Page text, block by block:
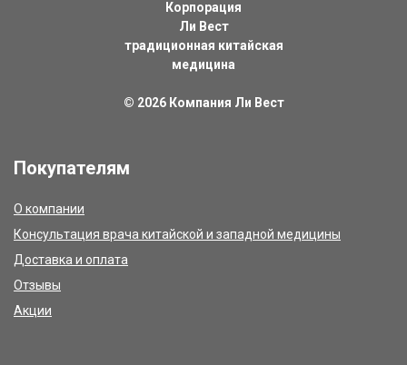
Корпорация
Ли Вест
традиционная китайская
медицина
© 2026 Компания Ли Вест
Покупателям
О компании
Консультация врача китайской и западной медицины
Доставка и оплата
Отзывы
Акции